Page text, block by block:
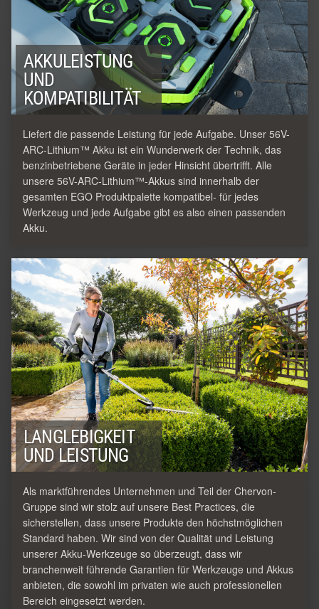
AKKULEISTUNG
UND
KOMPATIBILITÄT
Liefert die passende Leistung für jede Aufgabe. Unser 56V-
ARC-Lithium™ Akku ist ein Wunderwerk der Technik, das
benzinbetriebene Geräte in jeder Hinsicht übertrifft. Alle
unsere 56V-ARC-Lithium™-Akkus sind innerhalb der
gesamten EGO Produktpalette kompatibel- für jedes
Werkzeug und jede Aufgabe gibt es also einen passenden
Akku.
LANGLEBIGKEIT
UND LEISTUNG
Als marktführendes Unternehmen und Teil der Chervon-
Gruppe sind wir stolz auf unsere Best Practices, die
sicherstellen, dass unsere Produkte den höchstmöglichen
Standard haben. Wir sind von der Qualität und Leistung
unserer Akku-Werkzeuge so überzeugt, dass wir
branchenweit führende Garantien für Werkzeuge und Akkus
anbieten, die sowohl im privaten wie auch professionellen
Bereich eingesetzt werden.